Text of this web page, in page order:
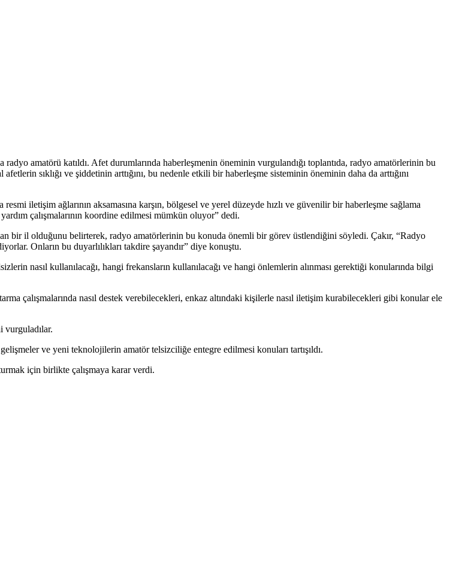
amatörü katıldı. Afet durumlarında haberleşmenin öneminin vurgulandığı toplantıda, radyo amatörlerinin bu
sıklığı ve şiddetinin arttığını, bu nedenle etkili bir haberleşme sisteminin öneminin daha da arttığını
iletişim ağlarının aksamasına karşın, bölgesel ve yerel düzeyde hızlı ve güvenilir bir haberleşme sağlama
çalışmalarının koordine edilmesi mümkün oluyor” dedi.
bir il olduğunu belirterek, radyo amatörlerinin bu konuda önemli bir görev üstlendiğini söyledi. Çakır, “Radyo
Onların bu duyarlılıkları takdire şayandır” diye konuştu.
nasıl kullanılacağı, hangi frekansların kullanılacağı ve hangi önlemlerin alınması gerektiği konularında bilgi
çalışmalarında nasıl destek verebilecekleri, enkaz altındaki kişilerle nasıl iletişim kurabilecekleri gibi konular ele
vurguladılar.
ve yeni teknolojilerin amatör telsizciliğe entegre edilmesi konuları tartışıldı.
için birlikte çalışmaya karar verdi.